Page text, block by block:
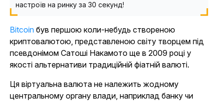
настроїв на ринку за 30 секунд!
Bitcoin був першою коли-небудь створеною
криптовалютою, представленою світу творцем під
псевдонімом Сатоші Накамото ще в 2009 році у
якості альтернативи традиційній фіатній валюті.
Ця віртуальна валюта не належить жодному
центральному органу влади, наприклад банку чи